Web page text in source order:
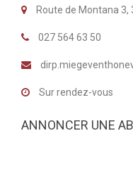
Route de Montana 3,
027 564 63 50
Sur rendez-vous
ANNONCER UNE